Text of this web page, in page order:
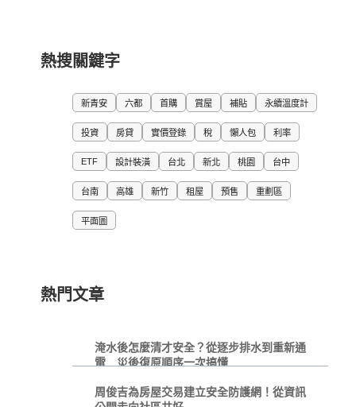
熱搜關鍵字
新青安 六都 首購 賞屋 補貼 永續溫度計
投資 房貸 實價登錄 稅 懶人包 利率
ETF 設計裝潢 台北 新北 桃園 台中
台南 高雄 新竹 租屋 預售 重劃區
平面圖
熱門文章
淹水後怎麼清才安全？從逐步排水到重新通
電 災後復原順序一次搞懂
周俊吉為房屋交易建立安全防護網！從資訊